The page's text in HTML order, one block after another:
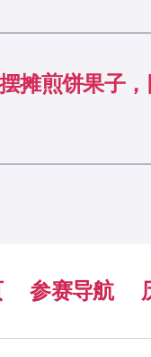
摊煎饼果子，
参赛导航